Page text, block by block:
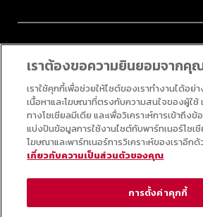
ป.โท การจัดการมรดกวัฒนธรรมและ
ป.โท การบริหารนวัตกรรมและเทคโนโลยี
ป.โท กลยุทธ์ดิจิทัล
ป.โท ออนไลน์ วิทยาศาสตร์ข้อมูลประยุ
© 2025 COLLEGE OF INNOVATION, THAMMASAT
RESERVED
เราต้องขอความยินยอมจากคุ
เราใช้คุกกี้เพื่อช่วยให้ไซต์ของเราทำงานได้อ
เนื้อหาและโฆษณาที่ตรงกับความสนใจของผู้ใ
ทางโซเชียลมีเดีย และเพื่อวิเคราะห์การเข้าถึงข้
แบ่งปันข้อมูลการใช้งานไซต์กับพาร์ทเนอร์โซเ
โฆษณาและพาร์ทเนอร์การวิเคราะห์ของเราอีกด้
เกี่ยวกับความเป็นส่วนตัวของคุณ
การตั้งค่าคุกกี้